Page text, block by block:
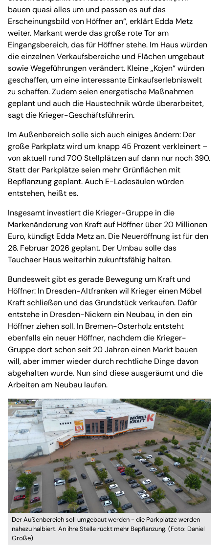
bauen quasi alles um und passen es auf das
Erscheinungsbild von Höffner an“, erklärt Edda Metz
weiter. Markant werde das große rote Tor am
Eingangsbereich, das für Höffner stehe. Im Haus würden
die einzelnen Verkaufsbereiche und Flächen umgebaut
sowie Wegeführungen verändert. Kleine „Kojen“ würden
geschaffen, um eine interessante Einkaufserlebniswelt
zu schaffen. Zudem seien energetische Maßnahmen
geplant und auch die Haustechnik würde überarbeitet,
sagt die Krieger-Geschäftsführerin.
Im Außenbereich solle sich auch einiges ändern: Der
große Parkplatz wird um knapp 45 Prozent verkleinert –
von aktuell rund 700 Stellplätzen auf dann nur noch 390.
Statt der Parkplätze seien mehr Grünflächen mit
Bepflanzung geplant. Auch E-Ladesäulen würden
entstehen, heißt es.
Insgesamt investiert die Krieger-Gruppe in die
Markenänderung von Kraft auf Höffner über 20 Millionen
Euro, kündigt Edda Metz an. Die Neueröffnung ist für den
26. Februar 2026 geplant. Der Umbau solle das
Tauchaer Haus weiterhin zukunftsfähig halten.
Bundesweit gibt es gerade Bewegung um Kraft und
Höffner: In Dresden-Altfranken wil Krieger einen Möbel
Kraft schließen und das Grundstück verkaufen. Dafür
entstehe in Dresden-Nickern ein Neubau, in den ein
Höffner ziehen soll. In Bremen-Osterholz entsteht
ebenfalls ein neuer Höffner, nachdem die Krieger-
Gruppe dort schon seit 20 Jahren einen Markt bauen
will, aber immer wieder durch rechtliche Dinge davon
abgehalten wurde. Nun sind diese ausgeräumt und die
Arbeiten am Neubau laufen.
Der Außenbereich soll umgebaut werden - die Parkplätze werden
nahezu halbiert. An ihre Stelle rückt mehr Bepflanzung. (Foto: Daniel
Große)